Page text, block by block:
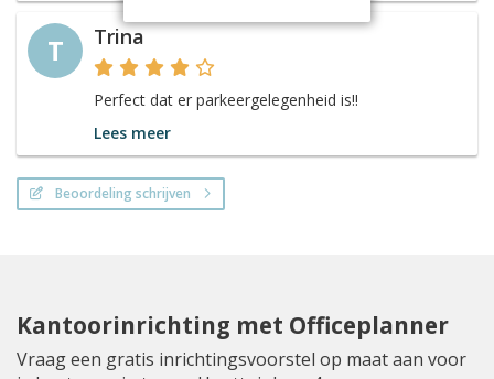
T Trina
Perfect dat er parkeergelegenheid is!!
Lees meer
Beoordeling schrijven
Kantoorinrichting met Officeplanner
Vraag een gratis inrichtingsvoorstel op maat aan voor